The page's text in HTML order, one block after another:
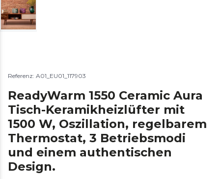
Referenz: A01_EU01_117903
ReadyWarm 1550 Ceramic Aura
Tisch-Keramikheizlüfter mit
1500 W, Oszillation, regelbarem
Thermostat, 3 Betriebsmodi
und einem authentischen
Design.